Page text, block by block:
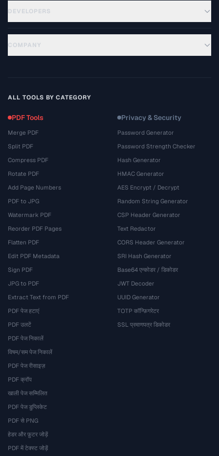
DEVELOPERS
COMPANY
ALL TOOLS BY CATEGORY
PDF Tools
Merge PDF
Split PDF
Compress PDF
Rotate PDF
Add Page Numbers
PDF to JPG
Watermark PDF
Reorder PDF Pages
Flatten PDF
Edit PDF Metadata
Sign PDF
JPG to PDF
Extract Text from PDF
PDF पेज हटाएं
PDF उलटें
PDF पेज निकालें
विषम/सम पेज निकालें
PDF पेज रीसाइज़
PDF क्रॉप
खाली पेज सम्मिलित
PDF पेज डुप्लिकेट
PDF से PNG
हेडर और फ़ुटर जोड़ें
PDF में टेक्स्ट जोड़ें
Privacy & Security
Password Generator
Password Strength Checker
Hash Generator
HMAC Generator
AES Encrypt / Decrypt
Random String Generator
CSP Header Generator
Text Redactor
CORS Header Generator
SRI Hash Generator
Base64 एन्कोडर / डिकोडर
JWT Decoder
UUID Generator
TOTP कॉन्फ़िगरेटर
SSL प्रमाणपत्र डिकोडर